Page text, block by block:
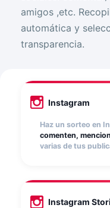
amigos ,etc.
automática y
transparencia.
Instagram
Haz un sorteo en
comenten,
varias de tus
Instagram